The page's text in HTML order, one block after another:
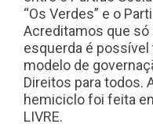
“Os Verdes” e o
Acreditamos que
esquerda é possível
modelo de
Direitos para todos.
hemiciclo foi feita
LIVRE.